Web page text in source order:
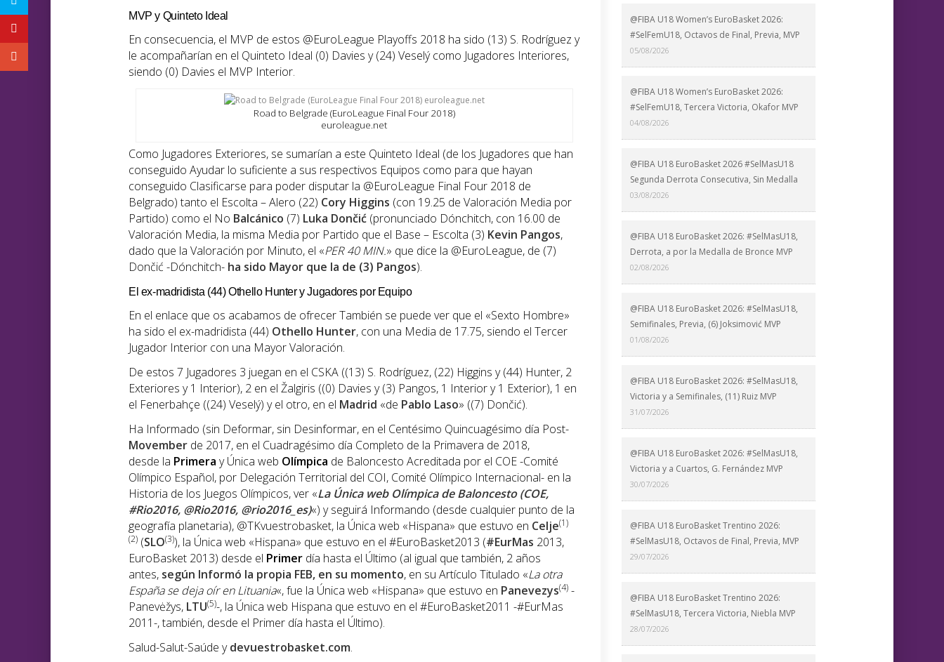
MVP y Quinteto Ideal
En consecuencia, el MVP de estos @EuroLeague Playoffs 2018 ha sido (13) S. Rodríguez y
le acompañarían en el Quinteto Ideal (0) Davies y (24) Veselý como Jugadores Interiores,
siendo (0) Davies el MVP Interior.
Road to Belgrade (EuroLeague Final Four 2018)
euroleague.net
Como Jugadores Exteriores, se sumarían a este Quinteto Ideal (de los Jugadores que han
conseguido Ayudar lo suficiente a sus respectivos Equipos como para que hayan
conseguido Clasificarse para poder disputar la @EuroLeague Final Four 2018 de
Belgrado) tanto el Escolta – Alero (22) Cory Higgins (con 19.25 de Valoración Media por
Partido) como el No Balcánico (7) Luka Dončić (pronunciado Dónchitch, con 16.00 de
Valoración Media, la misma Media por Partido que el Base – Escolta (3) Kevin Pangos,
dado que la Valoración por Minuto, el «PER 40 MIN.» que dice la @EuroLeague, de (7)
Dončić -Dónchitch- ha sido Mayor que la de (3) Pangos).
El ex-madridista (44) Othello Hunter y Jugadores por Equipo
En el enlace que os acabamos de ofrecer También se puede ver que el «Sexto Hombre»
ha sido el ex-madridista (44) Othello Hunter, con una Media de 17.75, siendo el Tercer
Jugador Interior con una Mayor Valoración.
De estos 7 Jugadores 3 juegan en el CSKA ((13) S. Rodríguez, (22) Higgins y (44) Hunter, 2
Exteriores y 1 Interior), 2 en el Žalgiris ((0) Davies y (3) Pangos, 1 Interior y 1 Exterior), 1 en
el Fenerbahçe ((24) Veselý) y el otro, en el Madrid «de Pablo Laso» ((7) Dončić).
Ha Informado (sin Deformar, sin Desinformar, en el Centésimo Quincuagésimo día Post-
Movember de 2017, en el Cuadragésimo día Completo de la Primavera de 2018,
desde la Primera y Única web Olímpica de Baloncesto Acreditada por el COE -Comité
Olímpico Español, por Delegación Territorial del COI, Comité Olímpico Internacional- en la
Historia de los Juegos Olímpicos, ver «La Única web Olímpica de Baloncesto (COE,
#Rio2016, @Rio2016, @rio2016_es)«) y seguirá Informando (desde cualquier punto de la
geografía planetaria), @TKvuestrobasket, la Única web «Hispana» que estuvo en Celje(1)
(2) (SLO(3)), la Única web «Hispana» que estuvo en el #EuroBasket2013 (#EurMas 2013,
EuroBasket 2013) desde el Primer día hasta el Último (al igual que también, 2 años
antes, según Informó la propia FEB, en su momento, en su Artículo Titulado «La otra
España se deja oír en Lituania«, fue la Única web «Hispana» que estuvo en Panevezys(4) -
Panevėžys, LTU(5)-, la Única web Hispana que estuvo en el #EuroBasket2011 -#EurMas
2011-, también, desde el Primer día hasta el Último).
Salud-Salut-Saúde ydevuestrobasket.com.
@FIBA U18 Women’s EuroBasket 2026:
#SelFemU18, Octavos de Final, Previa, MVP
05/08/2026
@FIBA U18 Women’s EuroBasket 2026:
#SelFemU18, Tercera Victoria, Okafor MVP
04/08/2026
@FIBA U18 EuroBasket 2026 #SelMasU18
Segunda Derrota Consecutiva, Sin Medalla
03/08/2026
@FIBA U18 EuroBasket 2026: #SelMasU18,
Derrota, a por la Medalla de Bronce MVP
02/08/2026
@FIBA U18 EuroBasket 2026: #SelMasU18,
Semifinales, Previa, (6) Joksimović MVP
01/08/2026
@FIBA U18 EuroBasket 2026: #SelMasU18,
Victoria y a Semifinales, (11) Ruiz MVP
31/07/2026
@FIBA U18 EuroBasket 2026: #SelMasU18,
Victoria y a Cuartos, G. Fernández MVP
30/07/2026
@FIBA U18 EuroBasket Trentino 2026:
#SelMasU18, Octavos de Final, Previa, MVP
29/07/2026
@FIBA U18 EuroBasket Trentino 2026:
#SelMasU18, Tercera Victoria, Niebla MVP
28/07/2026